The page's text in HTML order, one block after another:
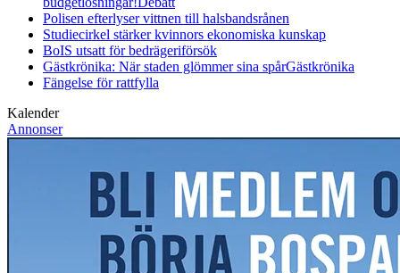
Polisen efterlyser vittnen till halsbandsrånen
Studiecirkel stärker kvinnors ekonomiska kunskap
BoIS utsatt för bedrägeriförsök
Gästkrönika: När staden glömmer sina spårGästkrönika
Fängelse för rattfylla
Kalender
Annonser